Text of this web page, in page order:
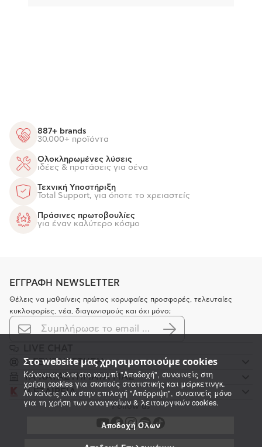
Στο website μας χρησιμοποιούμε cookies
Κάνοντας κλικ στο κουμπί "Αποδοχή", συναινείς στη
χρήση cookies για σκοπούς στατιστικής και μάρκετινγκ.
Αν κάνεις κλικ στην επιλογή "Απόρριψη", συναινείς μόνο
για τη χρήση των αναγκαίων & λειτουργικών cookies.
Αποδοχή Όλων
887+ brands
30.000+ προϊόντα
Ολοκληρωμένες λύσεις
ιδέες & προτάσεις για σένα
Τεχνική Υποστήριξη
Total Support, για όποτε το χρειαστείς
Πράσινες πρωτοβουλίες
για έναν καλύτερο κόσμο
ΕΓΓΡΑΦΗ NEWSLETTER
Θέλεις να μαθαίνεις πρώτος κορυφαίες προσφορές, τελευταίες
κυκλοφορίες, νέα, διαγωνισμούς και όχι μόνο;
K ΕΞΥΠΗΡΕΤΗΣΗ
ΤΑ ΚΑΤΑΣΤΗΜΑΤΑ ΜΑΣ
Η ΕΤΑΙΡΕΙΑ
Follow us